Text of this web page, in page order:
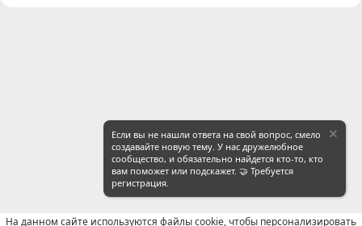
Если вы не нашли ответа на свой вопрос, смело
создавайте новую тему. У нас дружелюбное
сообщество, и обязательно найдется кто-то, кто
вам поможет или подскажет. 🤝 Требуется
регистрация.
На данном сайте используются файлы cookie, чтобы персонализировать